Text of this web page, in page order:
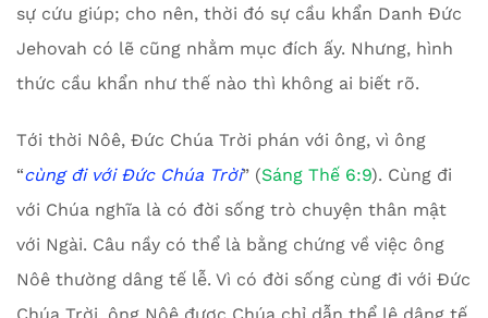
sự cứu giúp; cho nên, thời đó sự cầu khẩn Danh Đức
Jehovah có lẽ cũng nhằm mục đích ấy. Nhưng, hình
thức cầu khẩn như thế nào thì không ai biết rõ.
Tới thời Nôê, Đức Chúa Trời phán với ông, vì ông
“cùng đi với Đức Chúa Trời” (Sáng Thế 6:9). Cùng đi
với Chúa nghĩa là có đời sống trò chuyện thân mật
với Ngài. Câu nầy có thể là bằng chứng về việc ông
Nôê thường dâng tế lễ. Vì có đời sống cùng đi với Đức